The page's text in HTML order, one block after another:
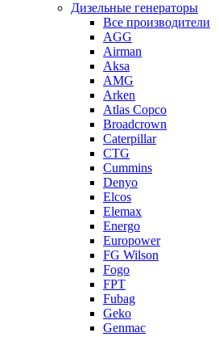
Дизельные генераторы
Все производители
AGG
Airman
Aksa
AMG
Arken
Atlas Copco
Broadcrown
Caterpillar
CTG
Cummins
Denyo
Elcos
Elemax
Energo
Europower
FG Wilson
Fogo
FPT
Fubag
Geko
Genmac